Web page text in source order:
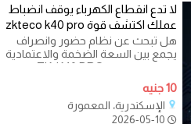
لا تدع انقطاع الكهرباء يوقف انضباط
عملك اكتشف قوة zkteco k40 pro
هل تبحث عن نظام حضور وانصراف
يجمع بين السعة الضخمة والاعتمادية
الحارس
10 جنيه
الإسكندرية، المعمورة